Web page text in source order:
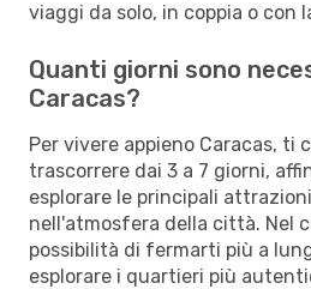
viaggi da solo, in coppia o con
Quanti giorni sono
Caracas?
Per vivere appieno Caracas, ti
trascorrere dai 3 a 7 giorni,
esplorare le principali
nell'atmosfera della città. Nel
possibilità di fermarti più a
esplorare i quartieri più